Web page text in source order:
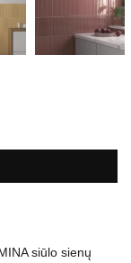
siūlo sienų